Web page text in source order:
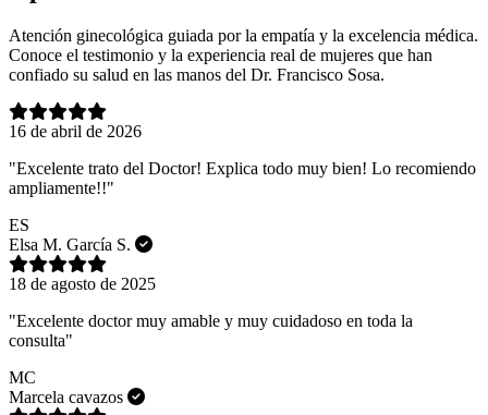
Atención ginecológica guiada por la empatía y la excelencia médica.
Conoce el testimonio y la experiencia real de mujeres que han
confiado su salud en las manos del Dr. Francisco Sosa.
16 de abril de 2026
"Excelente trato del Doctor! Explica todo muy bien! Lo recomiendo
ampliamente!!"
ES
Elsa M. García S.
18 de agosto de 2025
"Excelente doctor muy amable y muy cuidadoso en toda la
consulta"
MC
Marcela cavazos